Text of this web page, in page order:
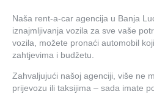
Naša rent-a-car agencija u Banja
iznajmljivanja vozila za sve vaše
vozila, možete pronaći automobil
zahtjevima i budžetu.
Zahvaljujući našoj agenciji, više ne
prijevozu ili taksijima – sada imate